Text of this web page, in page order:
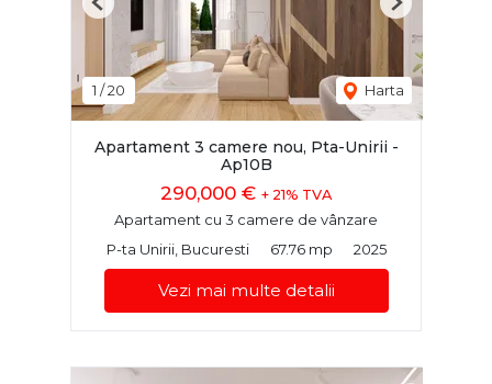
1 /20 Harta
Previous Next
Apartament 3 camere nou, Pta-Unirii -
Ap10B
290,000 € + 21% TVA
Apartament cu 3 camere de vânzare
P-ta Unirii, Bucuresti
67.76 mp 2025
Vezi mai multe detalii